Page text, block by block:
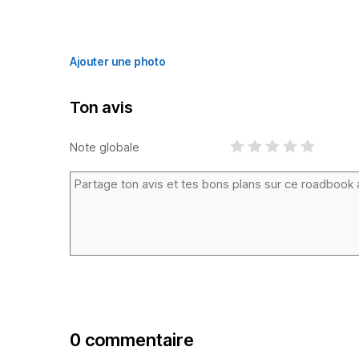
Ajouter une photo
Ton avis
Note globale
0 commentaire